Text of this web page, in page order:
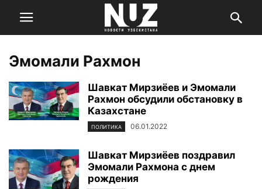
Эмомали Рахмон
Шавкат Мирзиёев и Эмомали
Рахмон обсудили обстановку в
Казахстане
ПОЛИТИКА 06.01.2022
Шавкат Мирзиёев поздравил
Эмомали Рахмона с днем
рождения